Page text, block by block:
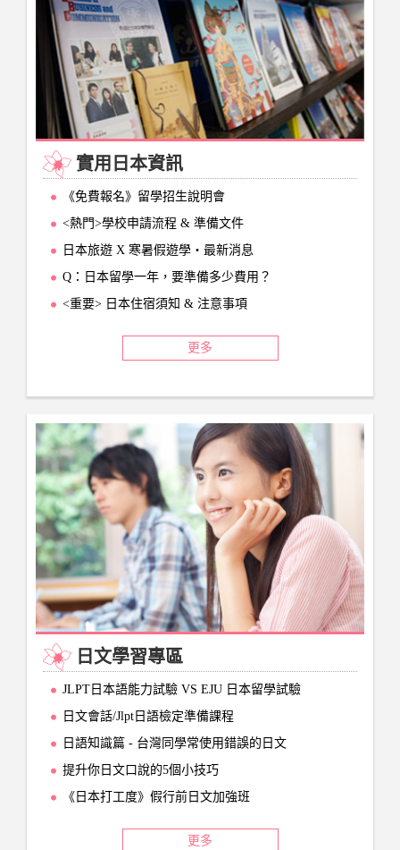
實用日本資訊
《免費報名》留學招生說明會
<熱門>學校申請流程 & 準備文件
日本旅遊 X 寒暑假遊學‧最新消息
Q：日本留學一年，要準備多少費用？
<重要> 日本住宿須知 & 注意事項
更多
日文學習專區
JLPT日本語能力試驗 VS EJU 日本留學試驗
日文會話/Jlpt日語檢定準備課程
日語知識篇 - 台灣同學常使用錯誤的日文
提升你日文口說的5個小技巧
《日本打工度》假行前日文加強班
更多